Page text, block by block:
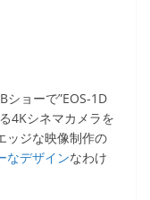
ショーで”EOS-1D
4Kシネマカメラを
ッジな映像制作の
なデザインなわけ